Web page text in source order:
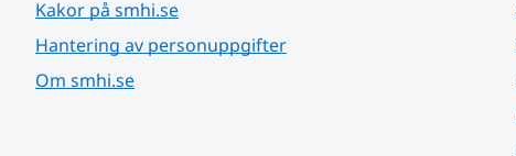
Kakor på smhi.se
Hantering av personuppgifter
Om smhi.se